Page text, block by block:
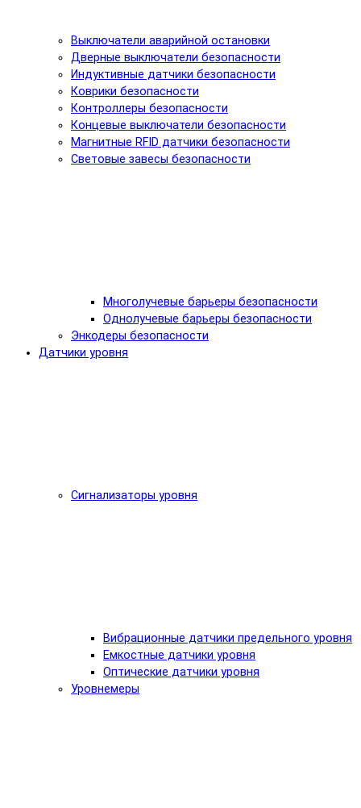
Выключатели аварийной остановки
Дверные выключатели безопасности
Индуктивные датчики безопасности
Коврики безопасности
Контроллеры безопасности
Концевые выключатели безопасности
Магнитные RFID датчики безопасности
Световые завесы безопасности
Многолучевые барьеры безопасности
Однолучевые барьеры безопасности
Энкодеры безопасности
Датчики уровня
Сигнализаторы уровня
Вибрационные датчики предельного уровня
Емкостные датчики уровня
Оптические датчики уровня
Уровнемеры